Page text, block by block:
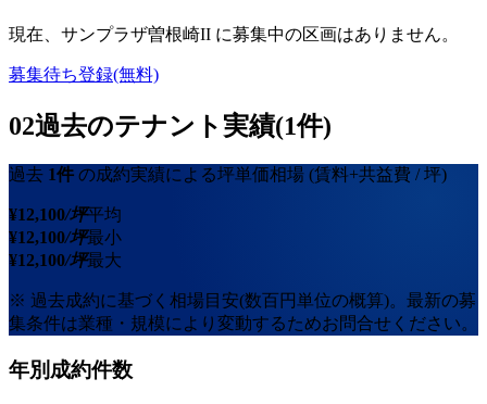
現在、 サンプラザ曽根崎II に募集中の区画はありません。
募集待ち登録(無料)
02過去のテナント実績(1件)
過去 1件 の成約実績による坪単価相場 (賃料+共益費 / 坪)
¥12,100/坪平均
¥12,100/坪最小
¥12,100/坪最大
※ 過去成約に基づく相場目安(数百円単位の概算)。最新の募
集条件は業種・規模により変動するためお問合せください。
年別成約件数